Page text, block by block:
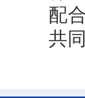
配
共